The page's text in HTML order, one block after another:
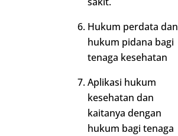
Hukum perdata dan
hukum pidana bagi
tenaga kesehatan
Aplikasi hukum
kesehatan dan
kaitanya dengan
hukum bagi tenaga